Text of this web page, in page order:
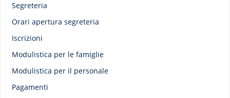
Segreteria
Orari apertura segreteria
Iscrizioni
Modulistica per le famiglie
Modulistica per il personale
Pagamenti